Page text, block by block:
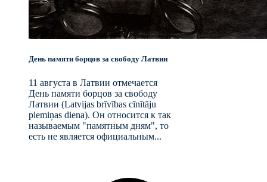
День памяти борцов за свободу Латвии
11 августа в Латвии отмечается
День памяти борцов за свободу
Латвии (Latvijas brīvības cīnītāju
piemiņas diena). Он относится к так
называемым "памятным дням", то
есть не является официальным...